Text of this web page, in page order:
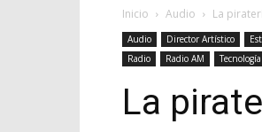
Inicio Audio La
Audio Director Artístico
Radio
Radio AM Tecnología
La